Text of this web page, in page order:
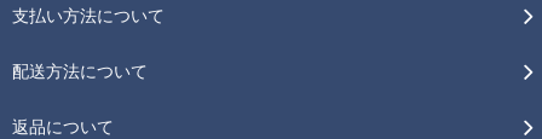
支払い方法について
配送方法について
返品について